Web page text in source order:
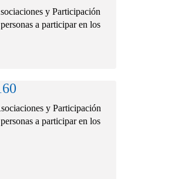
y Participación
a participar en los
y Participación
a participar en los